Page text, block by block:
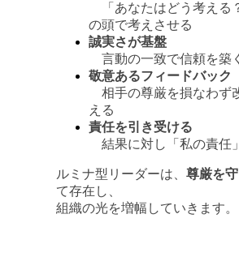
「あなたはどう考える
の頭で考えさせる
誠実さが基盤
言動の一致で信頼を築く
敬意あるフィードバック
相手の尊厳を損なわず
える
責任を引き受ける
結果に対し「私の責任
ルミナ型リーダーは、 尊厳を
て存在し、
組織の光を増幅していきます。